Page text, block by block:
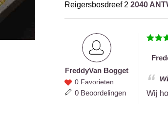
Reigersbosdreef 2 2040
Freddy
Van
Bogget
FreddyVan Bogget
0 Favorieten
0 Beoordelingen Wij